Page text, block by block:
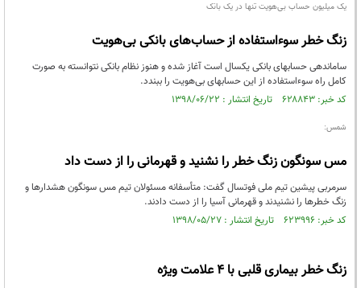
یک میلیون حساب بی‌هویت تنها در یک بانک
زنگ خطر سوءاستفاده از حساب‌های بانکی بی‌هویت
ساماندهی حسابهای بانکی یکسال است آغاز شده و هنوز نظام بانکی نتوانسته به صورت
کامل راه سوءاستفاده از این حسابهای بی‌هویت را ببندد.
کد خبر: ۶۲۸۸۴۳ تاریخ انتشار : ۱۳۹۸/۰۶/۲۲
شمس:
مس سونگون زنگ خطر را نشنید و قهرمانی را از دست داد
سرمربی پیشین تیم ملی فوتسال گفت: متأسفانه مسئولان تیم مس سونگون هشدارها و
زنگ خطرها را نشنیدند و قهرمانی آسیا را از دست دادند.
کد خبر: ۶۲۳۹۹۶ تاریخ انتشار : ۱۳۹۸/۰۵/۲۷
زنگ خطر بیماری قلبی با ۴ علامت ویژه